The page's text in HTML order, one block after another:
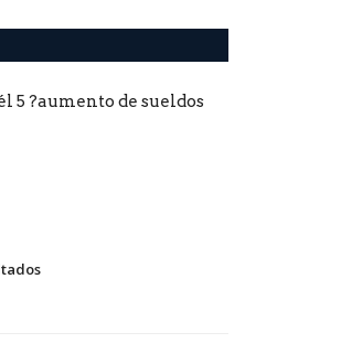
5 ?aumento de sueldos